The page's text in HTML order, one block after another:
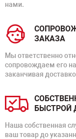
нами.
ЗАКАЗА
Мы ответственно
сопровождаем его
заканчивая
БЫСТРОЙ
Наша собственная
ваш товар до